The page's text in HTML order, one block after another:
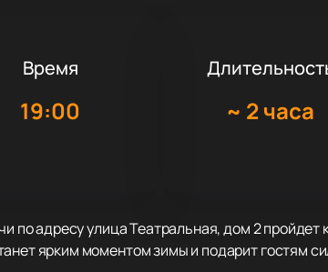
Время
19:00 ~ 2 часа
по адресу улица Театральная, дом 2
ярким моментом зимы и подарит гостям